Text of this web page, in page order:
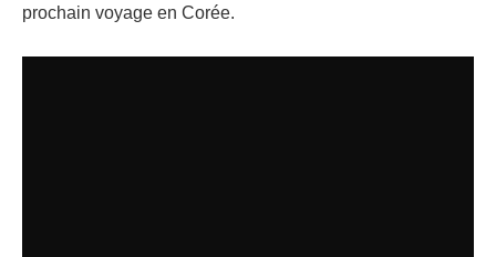
prochain voyage en Corée.